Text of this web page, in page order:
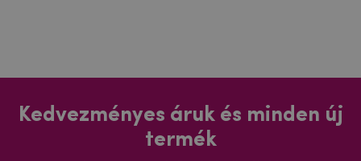
Kedvezményes áruk és minden új
termék